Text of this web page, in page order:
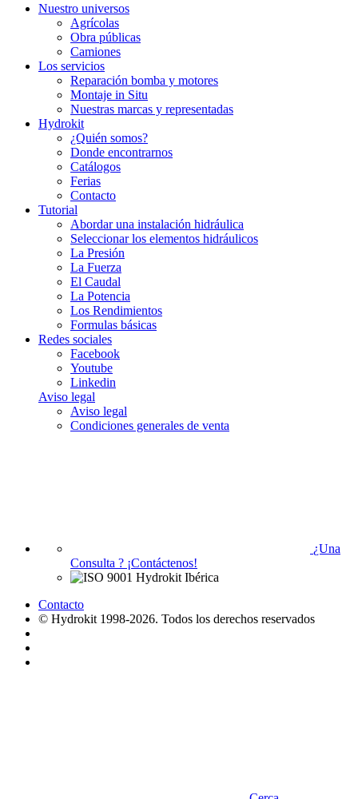
Nuestro universos
Agrícolas
Obra públicas
Camiones
Los servicios
Reparación bomba y motores
Montaje in Situ
Nuestras marcas y representadas
Hydrokit
¿Quién somos?
Donde encontrarnos
Catálogos
Ferias
Contacto
Tutorial
Abordar una instalación hidráulica
Seleccionar los elementos hidráulicos
La Presión
La Fuerza
El Caudal
La Potencia
Los Rendimientos
Formulas básicas
Redes sociales
Facebook
Youtube
Linkedin
Aviso legal
Aviso legal
Condiciones generales de venta
¿Una
Consulta ? ¡Contáctenos!
Contacto
© Hydrokit 1998-2026. Todos los derechos reservados